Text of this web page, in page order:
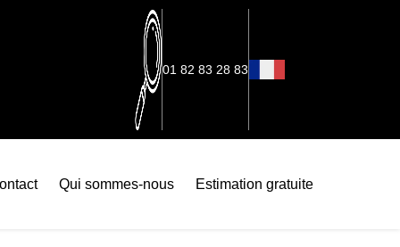
01 82 83 28 83
Qui sommes-nous Estimation gratuite